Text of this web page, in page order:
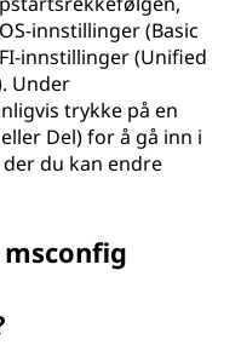
innstillinger (Basic
innstillinger (Unified
Under
trykke på en
Del) for å gå inn i
der du kan endre